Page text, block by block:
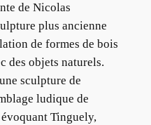
de Nicolas
plus ancienne
de formes de bois
des objets naturels.
sculpture de
ludique de
Tinguely,